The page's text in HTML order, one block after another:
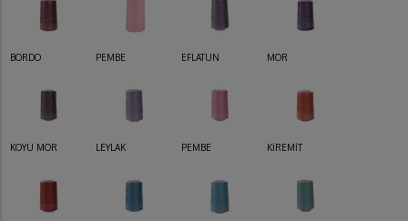
BORDO PEMBE EFLATUN MOR
KOYU MOR LEYLAK PEMBE KİREMİT